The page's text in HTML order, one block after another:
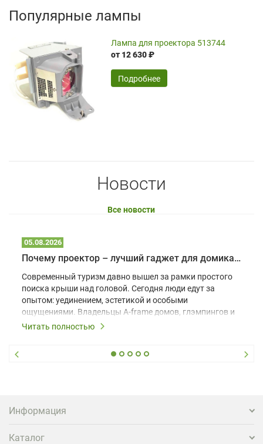
Популярные лампы
Лампа для проектора 513744
от 12 630 ₽
Подробнее
Новости
Все новости
05.08.2026
Почему проектор – лучший гаджет для домика в глэмпинге
Современный туризм давно вышел за рамки простого
поиска крыши над головой. Сегодня люди едут за
опытом: уединением, эстетикой и особыми
ощущениями. Владельцы A-frame домов, глэмпингов и
шале понимают, что конкуренция растет, и
вернуться и поделиться впечатлениями в соцсетях,
проектора.
Читать полностью
Информация
Каталог